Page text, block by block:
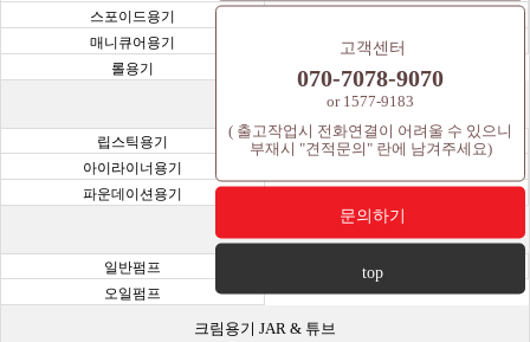
고객센터
070-7078-9070
or 1577-9183
( 출고작업시 전화연결이 어려울 수 있으니
부재시 "견적문의" 란에 남겨주세요)
문의하기
top
스포이드용기
매니큐어용기
과일용기
롤용기
립스틱용기
마스카라용기
아이라이너용기
파운데이션용기
일반펌프
금속펌프
오일펌프
크림용기 JAR & 튜브